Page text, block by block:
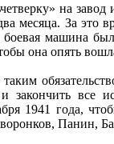
на
месяца. За это
машина
она опять
закончить
1941 года,
Панин,